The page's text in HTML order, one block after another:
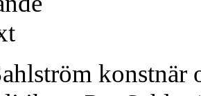
konstnär